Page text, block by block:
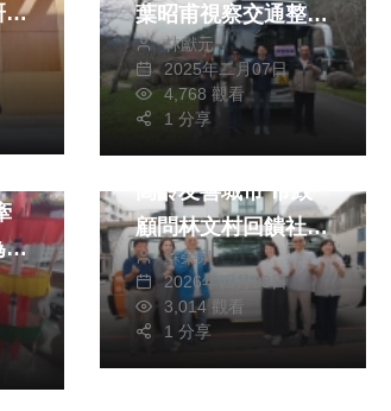
究
葉昭甫視察交通整備
籲善用865公車便宜
又便捷
林獻元
2025年二月07日
4,768 觀看
1 分享
新
熱門 生活
健康及醫療
嘉義市公私協力打造
高齡友善城市 市政
顧問林文村回饋社會
捐贈長照交通車
蘇榮泉
2026年四月09日
3,014 觀看
1 分享